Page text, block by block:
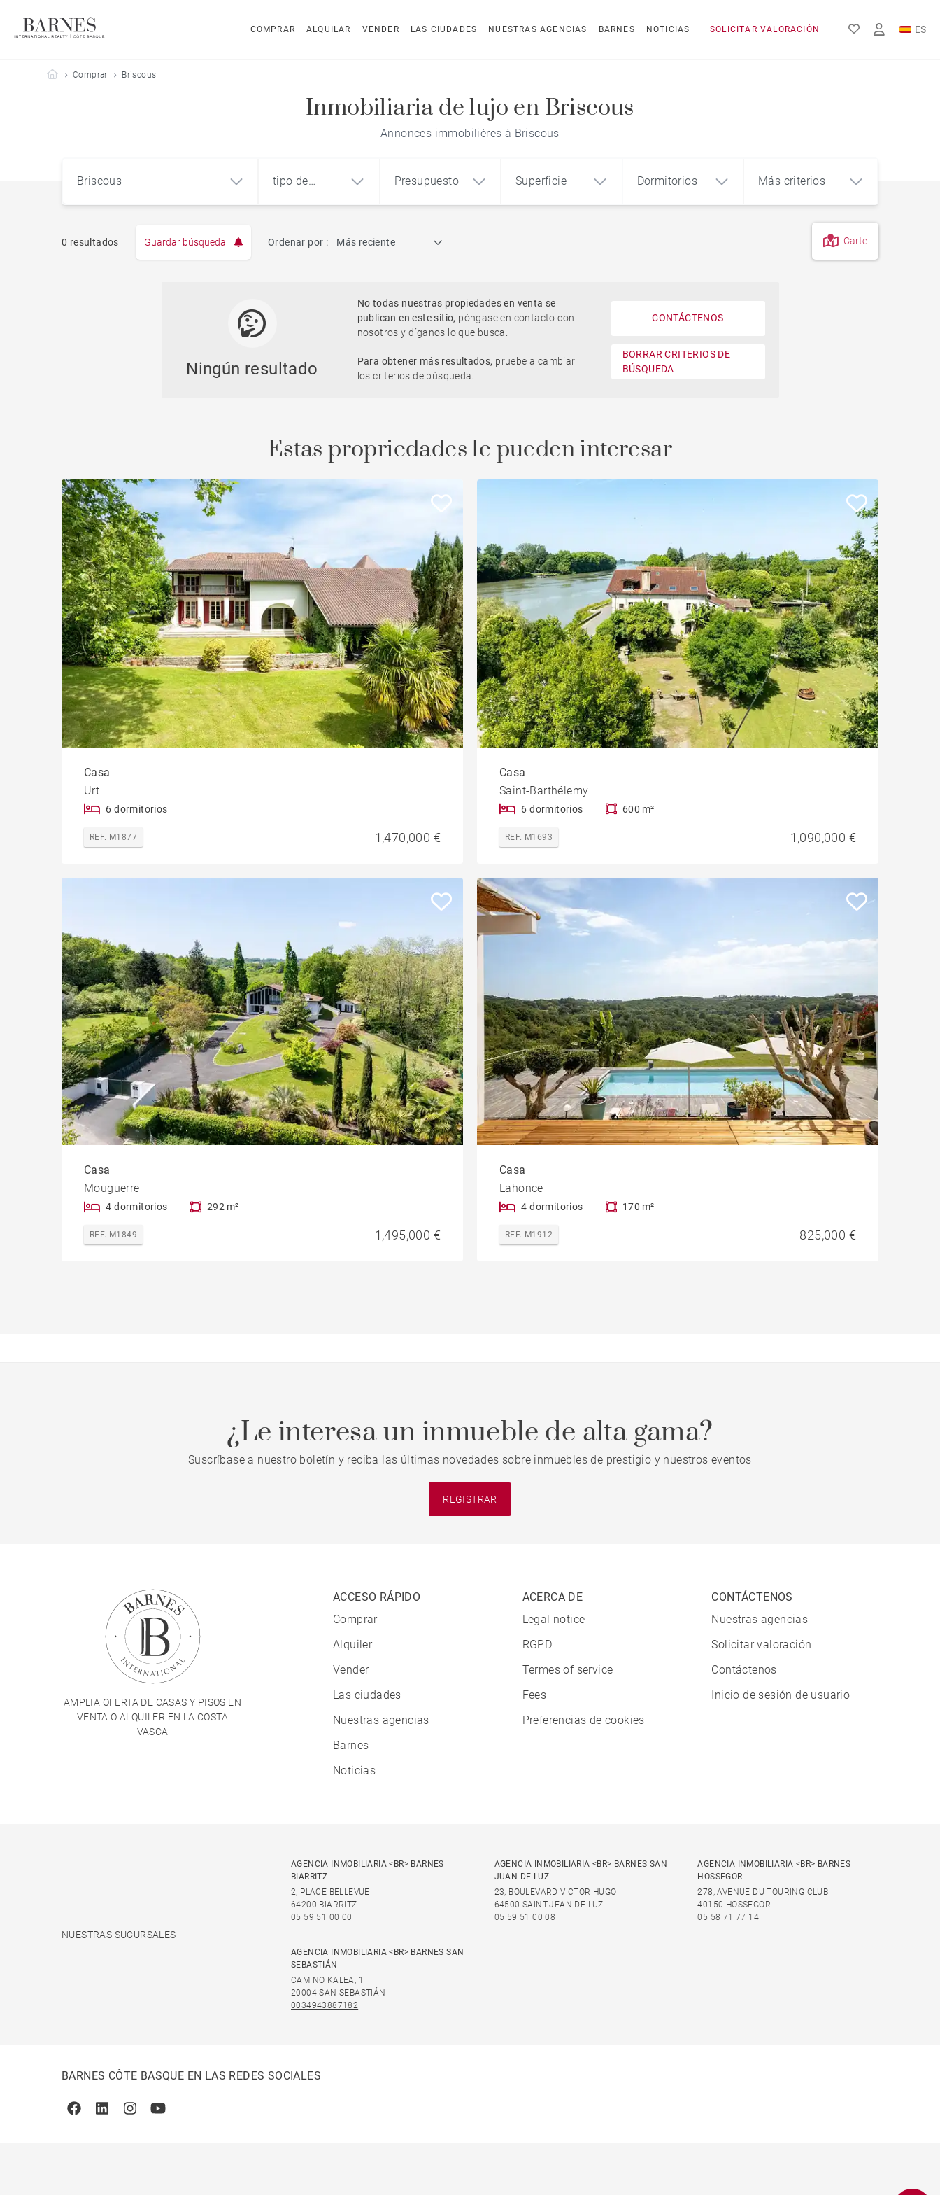
COMPRAR ALQUILAR VENDER LAS CIUDADES NUESTRAS AGENCIAS BARNES NOTICIAS SOLICITAR VALORACIÓN ES
EN
Barnes Côte Basque
Comprar Briscous
Inmobiliaria de lujo en Briscous
Annonces immobilières à Briscous
Briscous
tipo de
Casa Terreno
Castillo Obra nueva Oficinas
Propiedad
Presupuesto Superficie Dormitorios Más criterios
Casa con vistas al mar
Parking / Garage
Casa con piscina
Vivienda para reformar
Vue Adour
0 resultados Guardar búsqueda Ordenar por : Más reciente Carte
Ningún resultado
No todas nuestras propiedades en venta se
publican en este sitio, póngase en contacto con
nosotros y díganos lo que busca.
Para obtener más resultados, pruebe a cambiar
los criterios de búsqueda.
CONTÁCTENOS
BORRAR CRITERIOS DE
BÚSQUEDA
Estas propriedades le pueden interesar
Casa
Urt
6 dormitorios
REF. M1877 1,470,000 €
Casa
Saint-Barthélemy
6 dormitorios 600 m²
REF. M1693 1,090,000 €
Casa
Mouguerre
4 dormitorios 292 m²
REF. M1849 1,495,000 €
Casa
Lahonce
4 dormitorios 170 m²
REF. M1912 825,000 €
¿Le interesa un inmueble de alta gama?
Suscríbase a nuestro boletín y reciba las últimas novedades sobre inmuebles de prestigio y nuestros eventos
REGISTRAR
AMPLIA OFERTA DE CASAS Y PISOS EN
VENTA O ALQUILER EN LA COSTA
VASCA
ACCESO RÁPIDO
Comprar
Alquiler
Vender
Las ciudades
Nuestras agencias
Barnes
Noticias
ACERCA DE
Legal notice
RGPD
Termes of service
Fees
Preferencias de cookies
CONTÁCTENOS
Nuestras agencias
Solicitar valoración
Contáctenos
Inicio de sesión de usuario
NUESTRAS SUCURSALES
AGENCIA INMOBILIARIA <BR> BARNES
BIARRITZ
2, PLACE BELLEVUE
64200 BIARRITZ
05 59 51 00 00
AGENCIA INMOBILIARIA <BR> BARNES SAN
JUAN DE LUZ
23, BOULEVARD VICTOR HUGO
64500 SAINT-JEAN-DE-LUZ
05 59 51 00 08
AGENCIA INMOBILIARIA <BR> BARNES
HOSSEGOR
278, AVENUE DU TOURING CLUB
40150 HOSSEGOR
05 58 71 77 14
AGENCIA INMOBILIARIA <BR> BARNES SAN
SEBASTIÁN
CAMINO KALEA, 1
20004 SAN SEBASTIÁN
0034943887182
BARNES CÔTE BASQUE EN LAS REDES SOCIALES
FacebookLinkedinInstagramYoutube